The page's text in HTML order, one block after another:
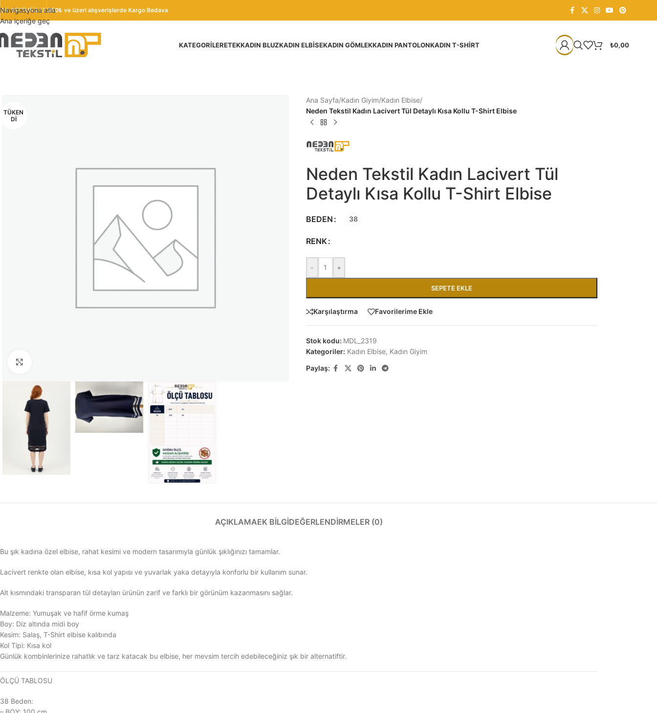
Navigasyona atla
Ana içeriğe geç
DIL SEÇIMIÜLKE350₺ ve üzeri alışverişlerde Kargo Bedava
KATEGORILERETEKKADIN BLUZKADIN ELBISEKADIN GÖMLEKKADIN PANTOLONKADIN T-SHIRT ₺0,00
TÜKEN
DI
Ana Sayfa/Kadın Giyim/Kadın Elbise/
Neden Tekstil Kadın Lacivert Tül Detaylı Kısa Kollu T-Shirt Elbise
Neden Tekstil Kadın Lacivert Tül
Detaylı Kısa Kollu T-Shirt Elbise
BEDEN 38
RENK
- +
SEPETE EKLE
Karşılaştırma Favorilerime Ekle
Stok kodu: MDL_2319
Kategoriler: Kadın Elbise, Kadın Giyim
Paylaş:
AÇIKLAMAEK BILGIDEĞERLENDIRMELER (0)
Bu şık kadına özel elbise, rahat kesimi ve modern tasarımıyla günlük şıklığınızı tamamlar.
Lacivert renkte olan elbise, kısa kol yapısı ve yuvarlak yaka detayıyla konforlu bir kullanım sunar.
Alt kısmındaki transparan tül detayları ürünün zarif ve farklı bir görünüm kazanmasını sağlar.
Malzeme: Yumuşak ve hafif örme kumaş
Boy: Diz altında midi boy
Kesim: Salaş, T-Shirt elbise kalıbında
Kol Tipi: Kısa kol
Günlük kombinlerinize rahatlık ve tarz katacak bu elbise, her mevsim tercih edebileceğiniz şık bir alternatiftir.
ÖLÇÜ TABLOSU
38 Beden: